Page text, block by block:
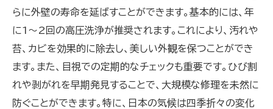
らに外壁の寿命を延ばすことができます。基本的には、年
に1〜2回の高圧洗浄が推奨されます。これにより、汚れや
苔、カビを効果的に除去し、美しい外観を保つことができ
ます。また、目視での定期的なチェックも重要です。ひび割
れや剥がれを早期発見することで、大規模な修理を未然に
防ぐことができます。特に、日本の気候は四季折々の変化